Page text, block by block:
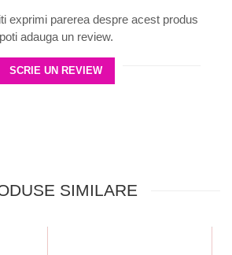
exprimi parerea despre acest produs
poti adauga un review.
SCRIE UN REVIEW
SIMILARE